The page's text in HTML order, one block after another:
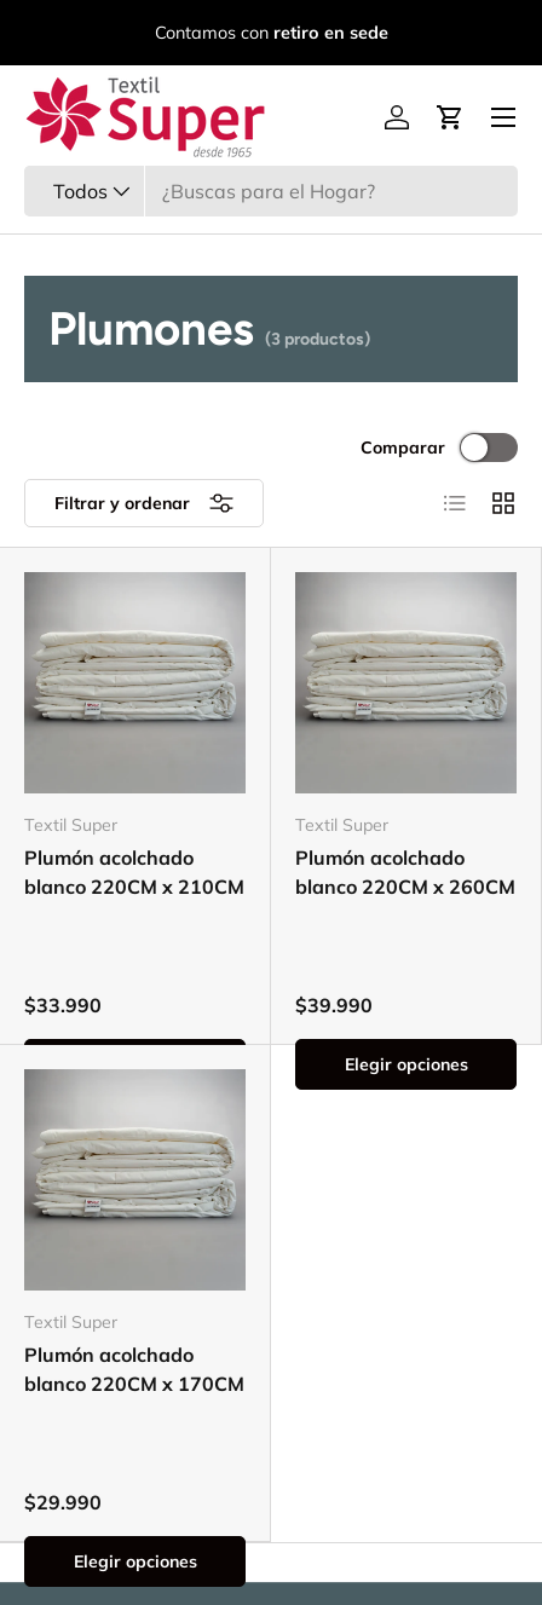
Ir al contenido
Contamos conretiro en sede
Todos
Iniciar sesión
Carrito
Menú
Plumones (3 productos)
Filtrar y ordenar
Comparar
Lista
Textil Super
Plumón acolchado
blanco 220CM x 210CM
$33.990
Elegir opciones
Textil Super
Plumón acolchado
blanco 220CM x 260CM
$39.990
Elegir opciones
Textil Super
Plumón acolchado
blanco 220CM x 170CM
$29.990
Elegir opciones